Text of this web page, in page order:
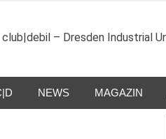
club|debil – Dresden Industrial
NEWS MAGAZIN